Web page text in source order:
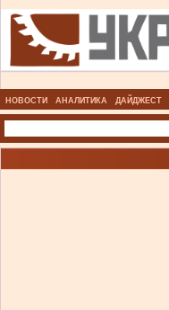
НОВОСТИ АНАЛИТИКА ДАЙДЖЕСТ